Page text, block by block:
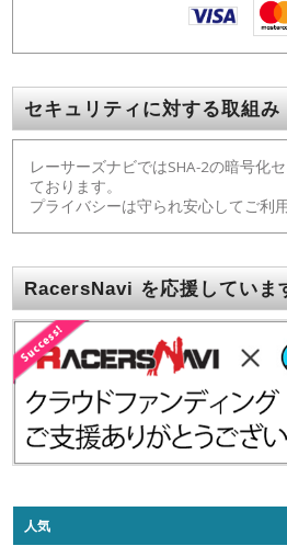
セキュリティに対する取組み
レーサーズナビではSHA-2の暗号化
ております。
プライバシーは守られ安心してご利
RacersNavi を応援していま
人気